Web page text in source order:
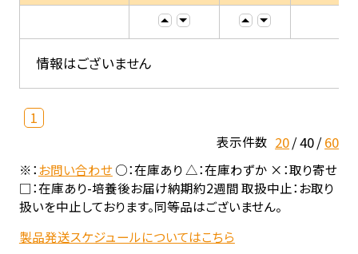
情報はございません
1
表示件数 20 40 60
※：お問い合わせ○：在庫あり △：在庫わずか ×：取り寄せ
□：在庫あり-培養後お届け納期約2週間 取扱中止：お取り
扱いを中止しております。同等品はございません。
製品発送スケジュールについてはこちら